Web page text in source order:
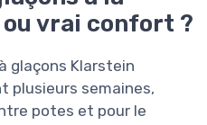
vrai confort ?
glaçons Klarstein
plusieurs semaines,
potes et pour le